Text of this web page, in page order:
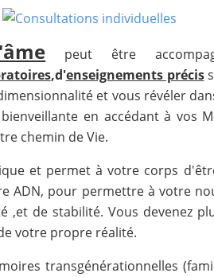
peut être
,d'enseignements précis
et vous révéler
en accédant à vos
chemin de Vie.
et permet à votre corps
ADN, pour permettre à votre
,et de stabilité. Vous devenez
votre propre réalité.
transgénérationnelles